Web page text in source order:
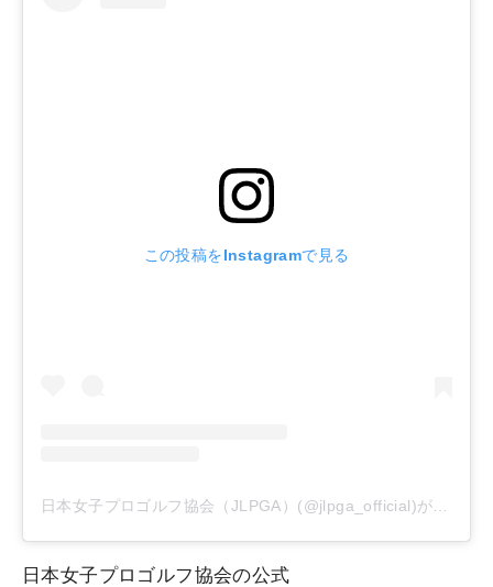
この投稿をInstagramで見る
日本女子プロゴルフ協会の公式